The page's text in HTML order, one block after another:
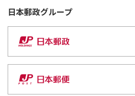
日本郵政グループ